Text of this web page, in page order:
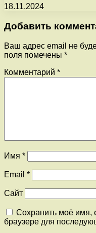
18.11.2024
Добавить
Ваш адрес email не
поля помечены *
Комментарий *
Имя *
Email *
Сайт
Сохранить моё имя,
браузере для